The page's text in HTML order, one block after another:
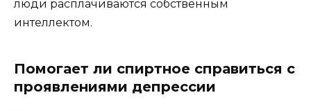
люди расплачиваются собственным
интеллектом.
Помогает ли спиртное справиться с
проявлениями депрессии